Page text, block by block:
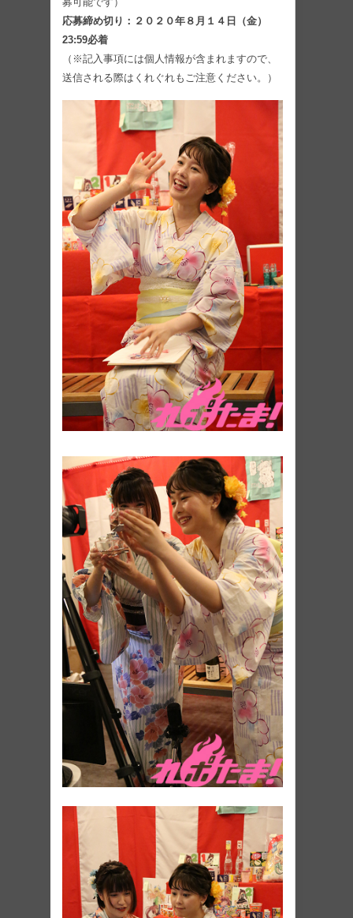
応募締め切り：２０２０年８月１４日（金）
23:59必着
（※記入事項には個人情報が含まれますので、
送信される際はくれぐれもご注意ください。）